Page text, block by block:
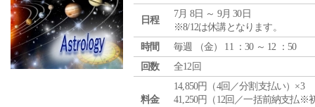
日程
7月 8日 ～ 9月 30日
※8/12は休講となります。
時間
毎週 （金） 11 ：30 ～ 12 ：50
回数
全12回
料金
14,850円（4回／分割支払い）×3
41,250円（12回／一括前納支払※